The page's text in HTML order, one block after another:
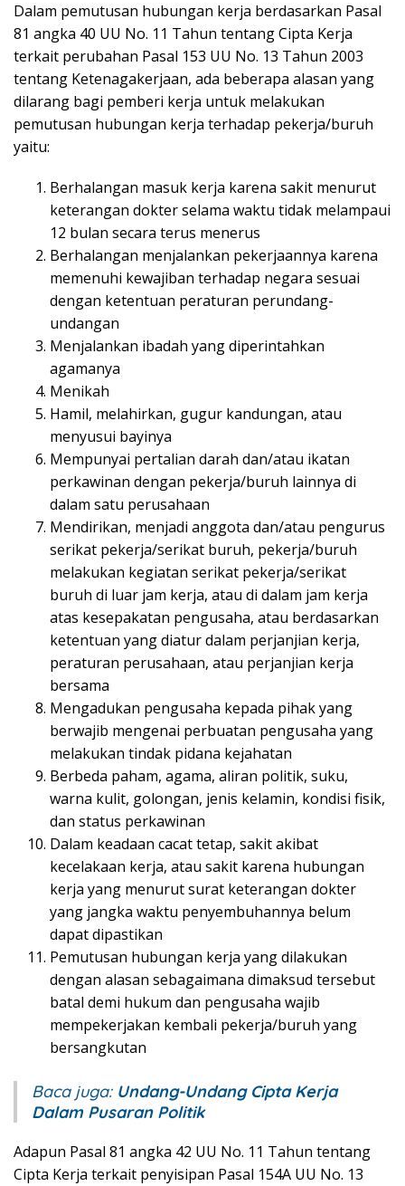
Dalam pemutusan hubungan kerja berdasarkan Pasal
81 angka 40 UU No. 11 Tahun tentang Cipta Kerja
terkait perubahan Pasal 153 UU No. 13 Tahun 2003
tentang Ketenagakerjaan, ada beberapa alasan yang
dilarang bagi pemberi kerja untuk melakukan
pemutusan hubungan kerja terhadap pekerja/buruh
yaitu:
Berhalangan masuk kerja karena sakit menurut
keterangan dokter selama waktu tidak melampaui
12 bulan secara terus menerus
Berhalangan menjalankan pekerjaannya karena
memenuhi kewajiban terhadap negara sesuai
dengan ketentuan peraturan perundang-
undangan
Menjalankan ibadah yang diperintahkan
agamanya
Menikah
Hamil, melahirkan, gugur kandungan, atau
menyusui bayinya
Mempunyai pertalian darah dan/atau ikatan
perkawinan dengan pekerja/buruh lainnya di
dalam satu perusahaan
Mendirikan, menjadi anggota dan/atau pengurus
serikat pekerja/serikat buruh, pekerja/buruh
melakukan kegiatan serikat pekerja/serikat
buruh di luar jam kerja, atau di dalam jam kerja
atas kesepakatan pengusaha, atau berdasarkan
ketentuan yang diatur dalam perjanjian kerja,
peraturan perusahaan, atau perjanjian kerja
bersama
Mengadukan pengusaha kepada pihak yang
berwajib mengenai perbuatan pengusaha yang
melakukan tindak pidana kejahatan
Berbeda paham, agama, aliran politik, suku,
warna kulit, golongan, jenis kelamin, kondisi fisik,
dan status perkawinan
Dalam keadaan cacat tetap, sakit akibat
kecelakaan kerja, atau sakit karena hubungan
kerja yang menurut surat keterangan dokter
yang jangka waktu penyembuhannya belum
dapat dipastikan
Pemutusan hubungan kerja yang dilakukan
dengan alasan sebagaimana dimaksud tersebut
batal demi hukum dan pengusaha wajib
mempekerjakan kembali pekerja/buruh yang
bersangkutan
Baca juga: Undang-Undang Cipta Kerja
Dalam Pusaran Politik
Adapun Pasal 81 angka 42 UU No. 11 Tahun tentang
Cipta Kerja terkait penyisipan Pasal 154A UU No. 13